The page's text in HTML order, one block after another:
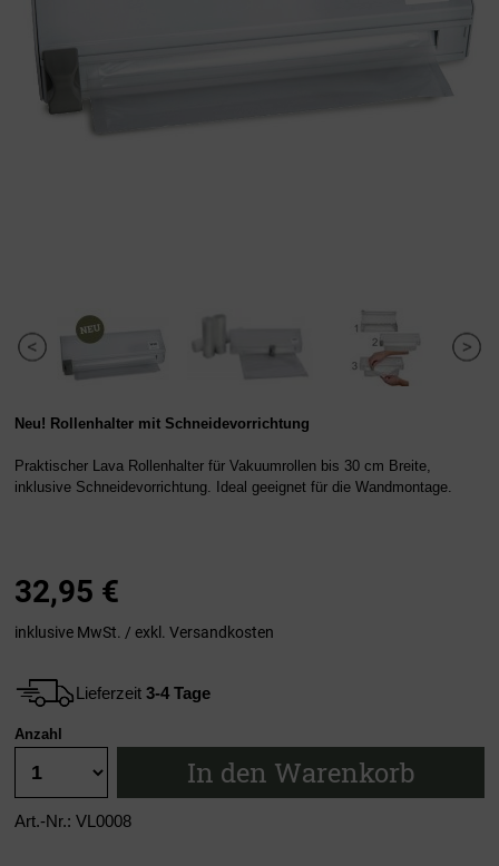
Neu! Rollenhalter mit Schneidevorrichtung
Praktischer Lava Rollenhalter für Vakuumrollen bis 30 cm Breite,
inklusive Schneidevorrichtung. Ideal geeignet für die Wandmontage.
32,95 €
inklusive MwSt. / exkl. Versandkosten
Lieferzeit 3-4 Tage
Anzahl
In den Warenkorb
Art.-Nr.: VL0008